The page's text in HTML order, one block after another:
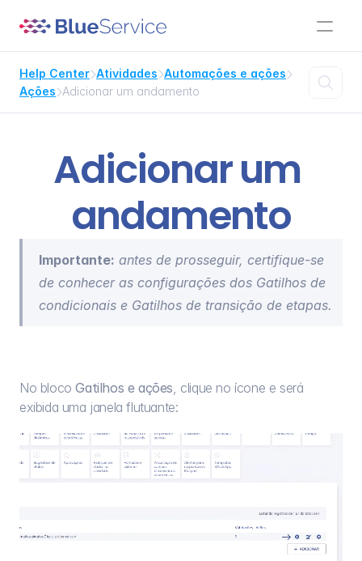
Help CenterAtividadesAutomações e ações
AçõesAdicionar um andamento

Adicionar um
andamento
Importante: antes de prosseguir, certifique-se
de conhecer as configurações dos Gatilhos de
condicionais e Gatilhos de transição de etapas.
No bloco Gatilhos e ações, clique no ícone e será
exibida uma janela flutuante: